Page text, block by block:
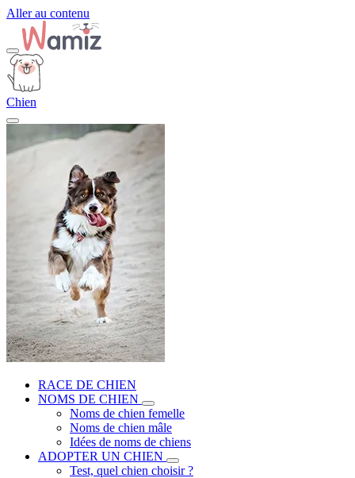
Aller au contenu
Chien
RACE DE CHIEN
NOMS DE CHIEN
Noms de chien femelle
Noms de chien mâle
Idées de noms de chiens
ADOPTER UN CHIEN
Test, quel chien choisir ?